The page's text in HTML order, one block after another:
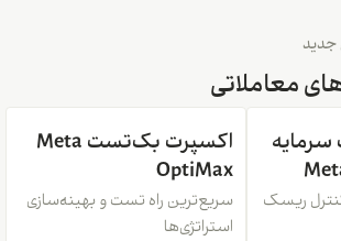
جدید
معاملاتی
ریسک
اکسپرت بک‌تست Meta
OptiMax
سریع‌ترین راه تست و بهینه‌سازی
استراتژی‌ها